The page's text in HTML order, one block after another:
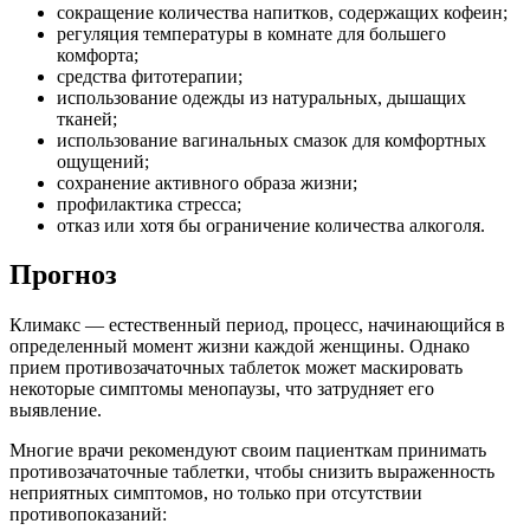
сокращение количества напитков, содержащих кофеин;
регуляция температуры в комнате для большего
комфорта;
средства фитотерапии;
использование одежды из натуральных, дышащих
тканей;
использование вагинальных смазок для комфортных
ощущений;
сохранение активного образа жизни;
профилактика стресса;
отказ или хотя бы ограничение количества алкоголя.
Прогноз
Климакс — естественный период, процесс, начинающийся в
определенный момент жизни каждой женщины. Однако
прием противозачаточных таблеток может маскировать
некоторые симптомы менопаузы, что затрудняет его
выявление.
Многие врачи рекомендуют своим пациенткам принимать
противозачаточные таблетки, чтобы снизить выраженность
неприятных симптомов, но только при отсутствии
противопоказаний: